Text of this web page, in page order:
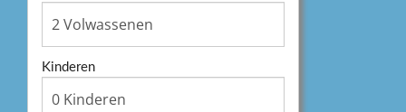
Kinderen